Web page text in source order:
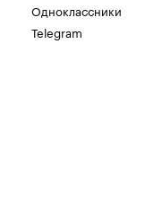
Одноклассники
Telegram